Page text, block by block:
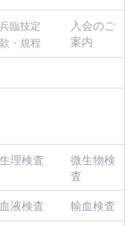
兵臨技定
款・規程
入会のご
案内
生理検査
微生物検
査
血液検査
輸血検査